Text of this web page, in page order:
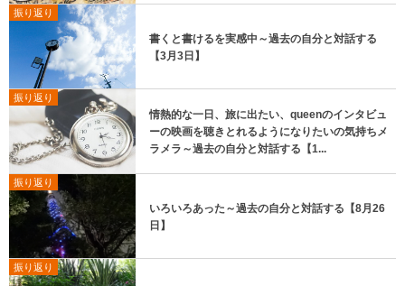
振り返り
書くと書けるを実感中～過去の自分と対話する
【3月3日】
振り返り
情熱的な一日、旅に出たい、queenのインタビュ
ーの映画を聴きとれるようになりたいの気持ちメ
ラメラ～過去の自分と対話する【1...
振り返り
いろいろあった～過去の自分と対話する【8月26
日】
振り返り